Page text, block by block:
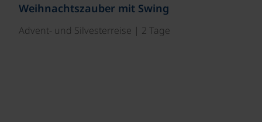
Weihnachtszauber mit Swing
Advent- und Silvesterreise | 2 Tage